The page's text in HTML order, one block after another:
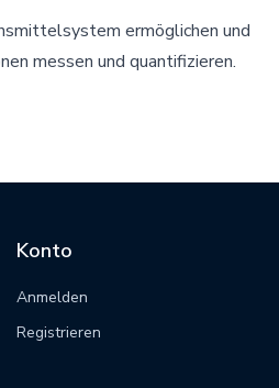
ermöglichen und
messen und quantifizieren.
Konto
Anmelden
Registrieren